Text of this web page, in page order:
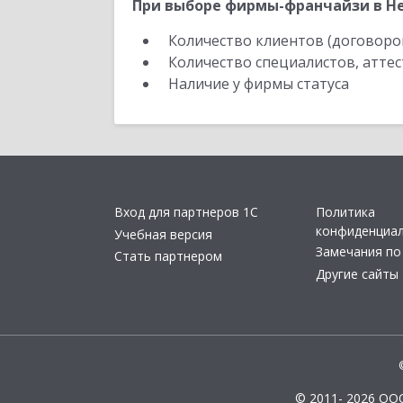
При выборе фирмы-франчайзи в
Количество клиентов
Количество специалистов,
Наличие у фирмы статуса
Вход для партнеров 1С
Учебная версия
Стать партнером
Политика
Замечания по
Другие сайты
© 2011- 2026